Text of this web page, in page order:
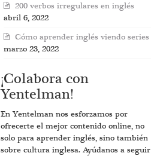
200 verbos irregulares en inglés
abril 6, 2022
Cómo aprender inglés viendo series
marzo 23, 2022
¡Colabora con
Yentelman!
En Yentelman nos esforzamos por
ofrecerte el mejor contenido online, no
solo para aprender inglés, sino también
sobre cultura inglesa. Ayúdanos a seguir